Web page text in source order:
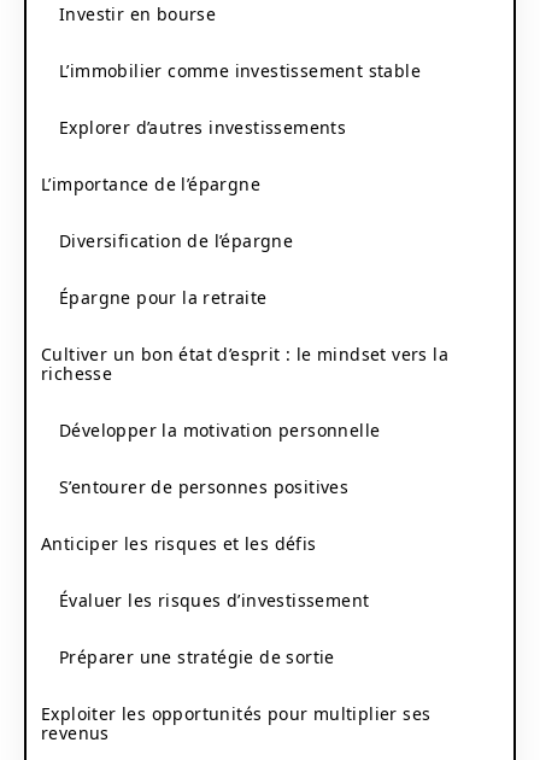
Investir en bourse
L’immobilier comme investissement stable
Explorer d’autres investissements
L’importance de l’épargne
Diversification de l’épargne
Épargne pour la retraite
Cultiver un bon état d’esprit : le mindset vers la
richesse
Développer la motivation personnelle
S’entourer de personnes positives
Anticiper les risques et les défis
Évaluer les risques d’investissement
Préparer une stratégie de sortie
Exploiter les opportunités pour multiplier ses
revenus